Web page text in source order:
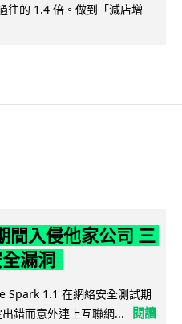
往的 1.4 倍。做到「減店增
間入侵他家公司 三
漏洞
Spark 1.1 在網絡安全測試期
錯而意外連上互聯網...
閱讀